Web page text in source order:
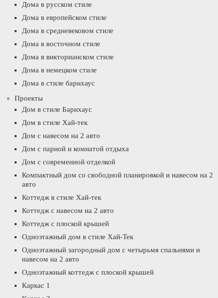
Дома в русском стиле
Дома в европейском стиле
Дома в средневековом стиле
Дома в восточном стиле
Дома в викторианском стиле
Дома в немецком стиле
Дома в стиле барнхаус
Проекты
Дом в стиле Барнхаус
Дом в стиле Хай-тек
Дом с навесом на 2 авто
Дом с парной и комнатой отдыха
Дом с современной отделкой
Компактный дом со свободной планировкой и навесом на 2
авто
Коттедж в стиле Хай-тек
Коттедж с навесом на 2 авто
Коттедж с плоской крышей
Одноэтажный дом в стиле Хай-Тек
Одноэтажный загородный дом с четырьмя спальнями и
навесом на 2 авто
Одноэтажный коттедж с плоской крышей
Каркас 1